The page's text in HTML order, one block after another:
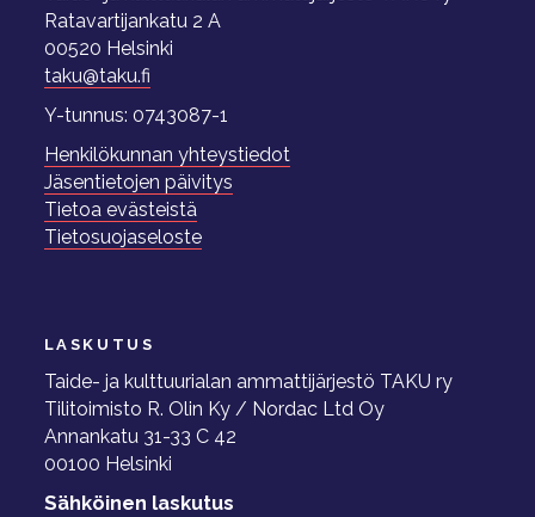
Ratavartijankatu 2 A
00520 Helsinki
taku@taku.fi
Y-tunnus: 0743087-1
Henkilökunnan yhteystiedot
Jäsentietojen päivitys
Tietoa evästeistä
Tietosuojaseloste
LASKUTUS
Taide- ja kulttuurialan ammattijärjestö TAKU ry
Tilitoimisto R. Olin Ky / Nordac Ltd Oy
Annankatu 31-33 C 42
00100 Helsinki
Sähköinen laskutus